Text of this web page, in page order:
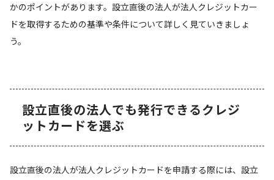
かのポイントがあります。設立直後の法人が法人クレジットカー
ドを取得するための基準や条件について詳しく見ていきましょ
う。
設立直後の法人でも発行できるクレジ
ットカードを選ぶ
設立直後の法人が法人クレジットカードを申請する際には、設立